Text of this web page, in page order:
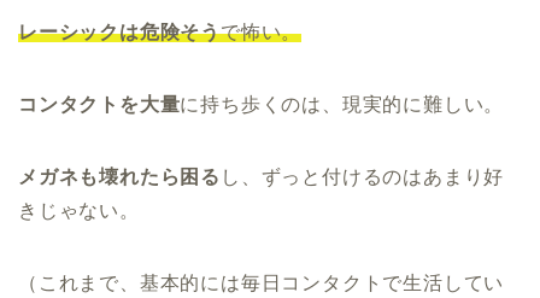
レーシックは危険そうで怖い。
コンタクトを大量に持ち歩くのは、現実的に難しい。
メガネも壊れたら困る し、ずっと付けるのはあまり好
きじゃない。
（これまで、基本的には毎日コンタクトで生活してい